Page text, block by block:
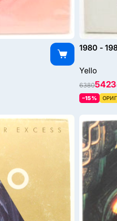
1980 -
Yello
63805423
–15%